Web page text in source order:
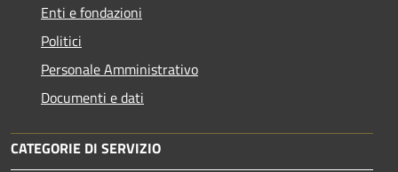
Enti e fondazioni
Politici
Personale Amministrativo
Documenti e dati
CATEGORIE DI SERVIZIO